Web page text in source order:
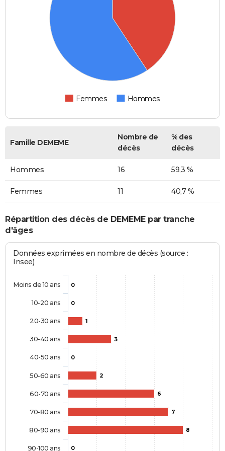
Femmes Hommes
Famille DEMEME
Nombre de
décès
% des
décès
Hommes 16 59,3 %
Femmes 11 40,7 %
Répartition des décès de DEMEME par tranche
d'âges
Données exprimées en nombre de décès (source :
Insee)
0
0
1
3
0
2
6
7
8
0
Moins de 10 ans
10-20 ans
20-30 ans
30-40 ans
40-50 ans
50-60 ans
60-70 ans
70-80 ans
80-90 ans
90-100 ans